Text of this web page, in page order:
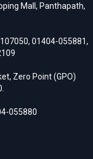
Mall, Panthapath,
, 01404-055881,
Zero Point (GPO)
055880